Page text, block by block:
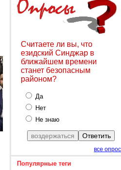
Считаете ли вы, что
езидский Синджар в
ближайшем времени
станет безопасным
районом?
Да
Нет
Не знаю
все
Популярные теги